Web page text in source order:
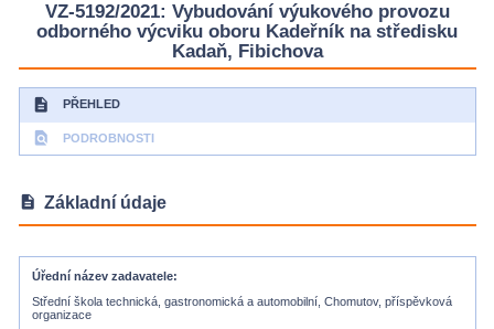
VZ-5192/2021: Vybudování výukového provozu
odborného výcviku oboru Kadeřník na středisku
Kadaň, Fibichova
description PŘEHLED
find_in_page PODROBNOSTI
description Základní údaje
Úřední název zadavatele
Střední škola technická, gastronomická a automobilní, Chomutov, příspěvková
organizace